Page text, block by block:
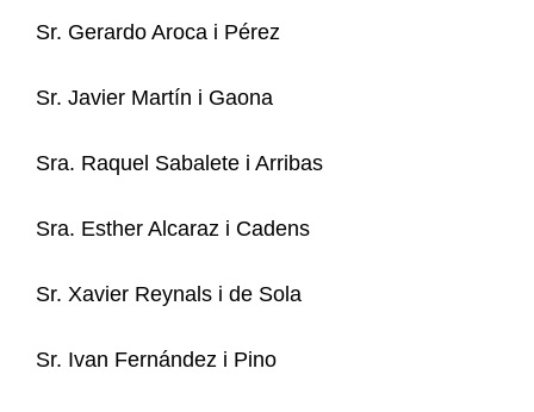
Sr. Gerardo Aroca i Pérez
Sr. Javier Martín i Gaona
Sra. Raquel Sabalete i Arribas
Sra. Esther Alcaraz i Cadens
Sr. Xavier Reynals i de Sola
Sr. Ivan Fernández i Pino